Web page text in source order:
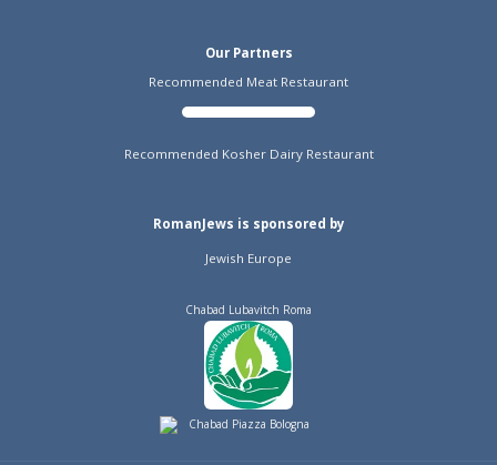
Our Partners
Recommended Meat Restaurant
Recommended Kosher Dairy Restaurant
RomanJews is sponsored by
Jewish Europe
Chabad Lubavitch Roma
Chabad Piazza Bologna